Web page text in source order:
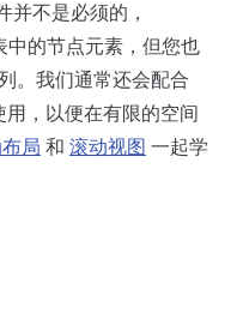
并不是必须的，
中的节点元素，但您也
。我们通常还会配合
，以便在有限的空间
局 和 滚动视图 一起学